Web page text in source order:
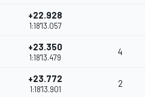
+22.928
1:18'13.057
+23.350
1:18'13.479
4
+23.772
1:18'13.901
2